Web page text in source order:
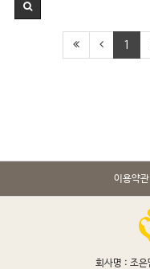
1
이용약관
회사명 : 조은